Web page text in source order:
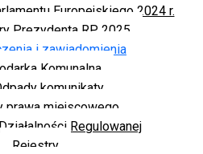
Europejskiego 2024 r.
Prezydenta RP 2025
i zawiadomienia
Komunalna
komunikaty
prawa miejscowego
Regulowanej
Rejestry